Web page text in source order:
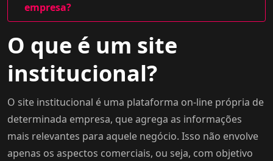
empresa?
O que é um site
institucional?
O site institucional é uma plataforma on-line própria de
determinada empresa, que agrega as informações
mais relevantes para aquele negócio. Isso não envolve
apenas os aspectos comerciais, ou seja, com objetivo